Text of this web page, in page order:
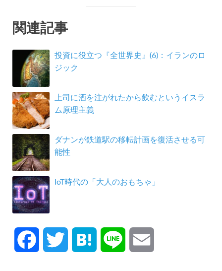
関連記事
投資に役立つ『全世界史』(6)：イランのロ
ジック
上司に酒を注がれたから飲むというイスラ
ム原理主義
ダナンが鉄道駅の移転計画を復活させる可
能性
IoT時代の「大人のおもちゃ」